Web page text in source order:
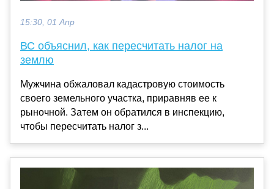
15:30, 01 Апр
ВС объяснил, как пересчитать налог на
землю
Мужчина обжаловал кадастровую стоимость
своего земельного участка, приравняв ее к
рыночной. Затем он обратился в инспекцию,
чтобы пересчитать налог з...